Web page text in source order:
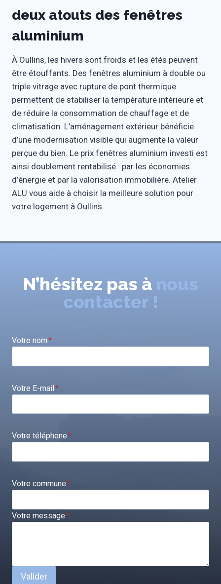
deux atouts des fenêtres
aluminium
À Oullins, les hivers sont froids et les étés peuvent
être étouffants. Des fenêtres aluminium à double ou
triple vitrage avec rupture de pont thermique
permettent de stabiliser la température intérieure et
de réduire la consommation de chauffage et de
climatisation. L’aménagement extérieur bénéficie
d’une modernisation visible qui augmente la valeur
perçue du bien. Le prix fenêtres aluminium investi est
ainsi doublement rentabilisé : par les économies
d’énergie et par la valorisation immobilière. Atelier
ALU vous aide à choisir la meilleure solution pour
votre logement à Oullins.
N’hésitez pas à nous
contacter !
Votre nom*
Votre E-mail*
Votre téléphone*
Votre commune*
Votre message*
Valider